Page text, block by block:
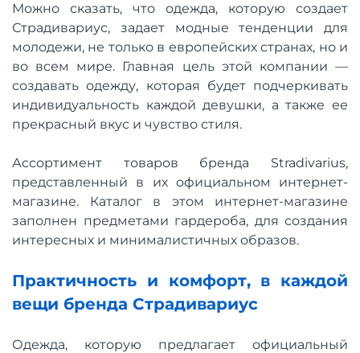
Можно сказать, что одежда, которую создает
Страдивариус, задает модные тенденции для
молодежи, не только в европейских странах, но и
во всем мире. Главная цель этой компании —
создавать одежду, которая будет подчеркивать
индивидуальность каждой девушки, а также ее
прекрасный вкус и чувство стиля.
Ассортимент товаров бренда Stradivarius,
представленный в их официальном интернет-
магазине. Каталог в этом интернет-магазине
заполнен предметами гардероба, для создания
интересных и минималистичных образов.
Практичность и комфорт, в каждой
вещи бренда Страдивариус
Одежда, которую предлагает официальный